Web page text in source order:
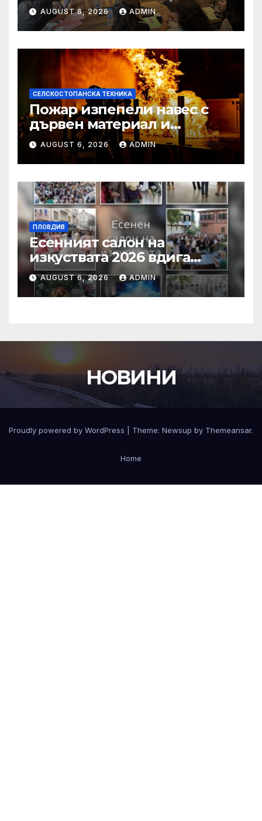
AUGUST 6, 2026 ADMIN
СЕЛСКОСТОПАНСКА ТЕХНИКА
Пожар изпепели навес с
дървен материал и
земеделска техника
AUGUST 6, 2026 ADMIN
ПЛОВДИВ
Есенният салон на
изкуствата 2026 вдига
завеса в Пловдив с богата
културна програма
AUGUST 6, 2026 ADMIN
НОВИНИ
Proudly powered by WordPress Theme: Newsup by Themeansar.
Home